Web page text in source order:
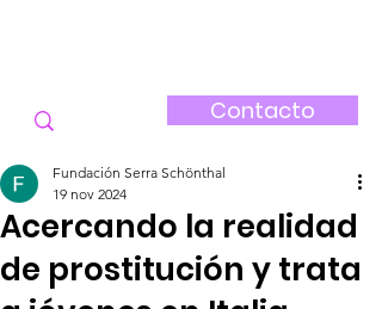
Contacto
Acercando la realidad
de prostitución y trata
Fundación Serra Schönthal
19 nov 2024